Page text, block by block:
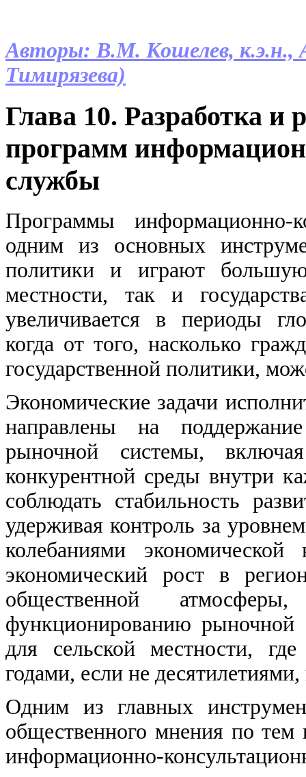
Авторы: В.М. Кошелев,
Тимирязева)
Глава 10. Разработка и
программ
службы
Программы информационно-
одним из основных
политики и играют
местности, так и
увеличивается в периоды
когда от того, насколько
государственной политики,
Экономические задачи
направлены на
рыночной системы,
конкурентной среды внутри
соблюдать стабильность
удерживая контроль за
колебаниями
экономический рост в
общественной
функционированию рыночной
для сельской местности,
годами, если не
Одним из главных
общественного мнения по
информационно-